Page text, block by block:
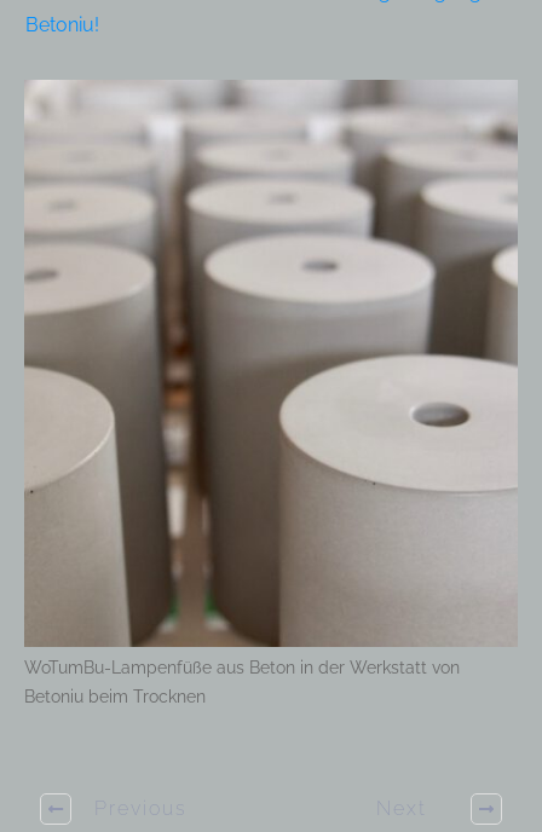
Betoniu!
WoTumBu-Lampenfüße aus Beton in der Werkstatt von
Betoniu beim Trocknen
Previous